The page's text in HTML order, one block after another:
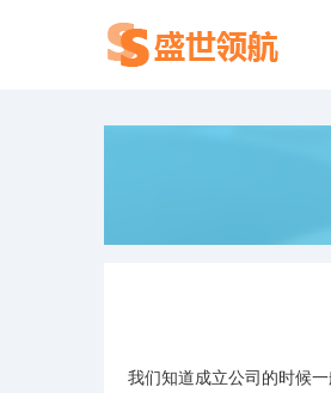
我们知道成立公司的时候